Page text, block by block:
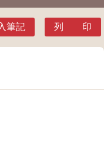
筆記 列 印